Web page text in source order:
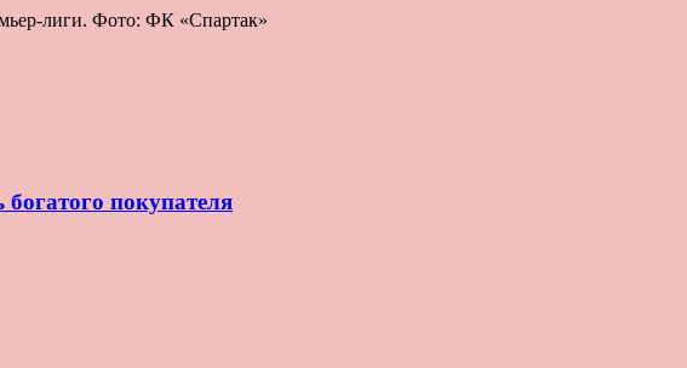
лиги. Фото: ФК «Спартак»
покупателя